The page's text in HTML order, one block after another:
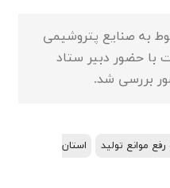
به صنایع پتروشیمی
با حضور دبیر ستاد
بررسی شد.
موانع تولید
استان